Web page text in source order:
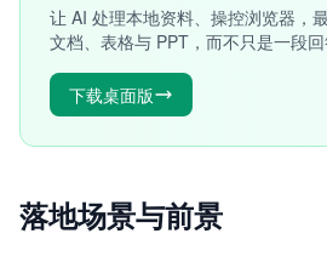
让 AI 处理本地资料、操控浏览器，
文档、表格与 PPT，而不只是一段回
下载桌面版
落地场景与前景